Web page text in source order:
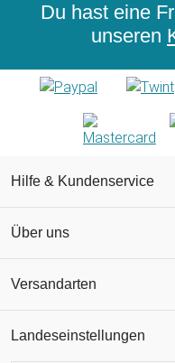
Du hast eine
unseren
Hilfe & Kundenservice
Über uns
Versandarten
Landeseinstellungen